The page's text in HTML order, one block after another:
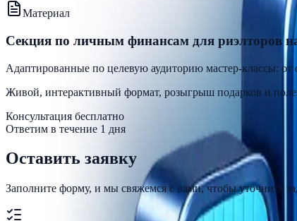
Материал
Секция по личным финансам для риэлторов
Адаптированные по целевую аудиторию мастер-классы:
Живой, интерактивный формат, розыгрыш подарков и
Консультация бесплатно
Ответим в течение 1 дня
Оставить заявку
Заполните форму, и мы свяжемся с вами, чтобы уточнить